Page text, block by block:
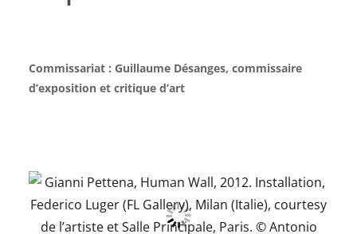
Commissariat : Guillaume Désanges, commissaire
d’exposition et critique d’art